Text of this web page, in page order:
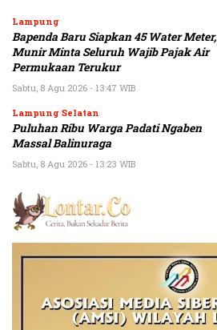
Lampung
Bapenda Baru Siapkan 45 Water Meter,
Munir Minta Seluruh Wajib Pajak Air
Permukaan Terukur
Sabtu, 8 Agu 2026 - 13:47 WIB
Lampung Selatan
Puluhan Ribu Warga Padati Ngaben
Massal Balinuraga
Sabtu, 8 Agu 2026 - 13:23 WIB